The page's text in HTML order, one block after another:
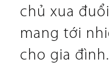
chủ xua
mang tới
cho gia đình.